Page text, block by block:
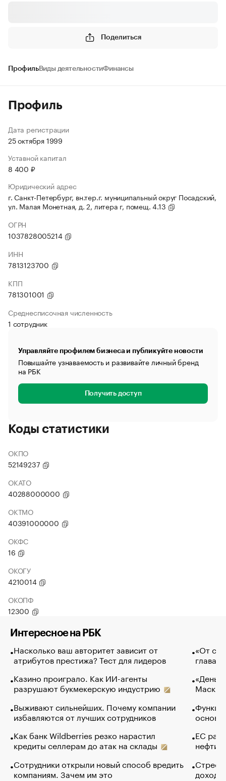
Поделиться
ПрофильВиды деятельностиФинансы
Профиль
Дата регистрации
25 октября 1999
Уставной капитал
8 400 ₽
Юридический адрес
г. Санкт-Петербург, вн.тер.г. муниципальный округ Посадский,
ул. Малая Монетная, д. 2, литера г, помещ. 4.13
ОГРН
1037828005214
ИНН
7813123700
КПП
781301001
Среднесписочная численность
1 сотрудник
Управляйте профилем бизнеса и публикуйте новости
Повышайте узнаваемость и развивайте личный бренд
на РБК
Получить доступ
Коды статистики
ОКПО
52149237
ОКАТО
40288000000
ОКТМО
40391000000
ОКФС
16
ОКОГУ
4210014
ОКОПФ
12300
Интересное на РБК
Насколько ваш авторитет зависит от
атрибутов престижа? Тест для лидеров
Казино проиграло. Как ИИ-агенты
разрушают букмекерскую индустрию
Выживают сильнейших. Почему компании
избавляются от лучших сотрудников
Как банк Wildberries резко нарастил
кредиты селлерам до атак на склады
Сотрудники открыли новый способ вредить
компаниям. Зачем им это
«От
глава
Маск в
основ
ЕС
нефти